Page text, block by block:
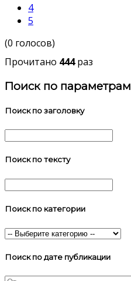
4
5
(0 голосов)
Прочитано 444раз
Поиск по параметрам
Поиск по заголовку
Поиск по тексту
Поиск по категории
Поиск по дате публикации